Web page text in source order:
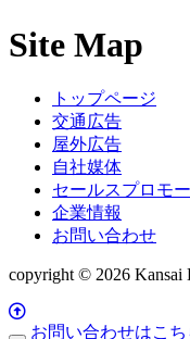
Site Map
トップページ
交通広告
屋外広告
自社媒体
セールスプロモ
企業情報
お問い合わせ
copyright © 2026 Kansai
お問い合わせはこち